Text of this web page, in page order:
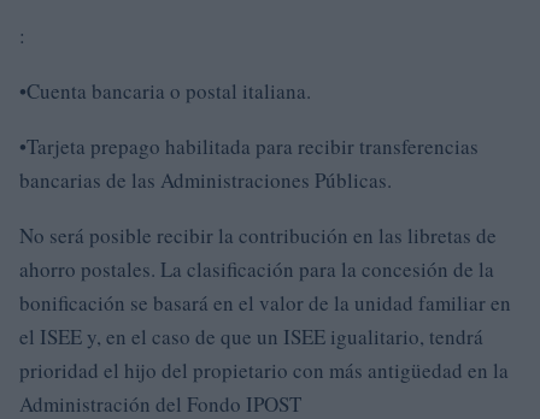
:
•Cuenta bancaria o postal italiana.
•Tarjeta prepago habilitada para recibir transferencias
bancarias de las Administraciones Públicas.
No será posible recibir la contribución en las libretas de
ahorro postales. La clasificación para la concesión de la
bonificación se basará en el valor de la unidad familiar en
el ISEE y, en el caso de que un ISEE igualitario, tendrá
prioridad el hijo del propietario con más antigüedad en la
Administración del Fondo IPOST